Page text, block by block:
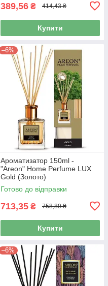
389,56 ₴ 414,43 ₴
Купити
–6%
Ароматизатор 150ml -
"Areon" Нome Perfume LUX
Gold (Золото)
Готово до відправки
713,35 ₴ 758,89 ₴
Купити
–6%